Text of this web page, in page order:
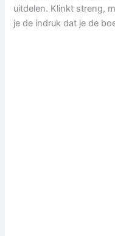
uitdelen. Klinkt streng,
je de indruk dat je de